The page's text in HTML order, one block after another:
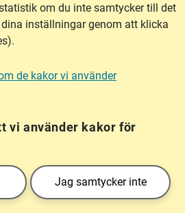
om du inte samtycker till det
inställningar genom att klicka
de kakor vi använder
vi använder kakor för
Jag samtycker inte
kartlägger Sverige. Till våra uppgifter hör
av alla fastigheter samt hantera deras